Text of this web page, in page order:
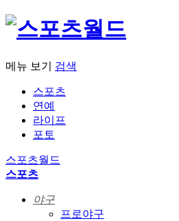
메뉴 보기 검색
스포츠
연예
라이프
포토
스포츠월드
스포츠
야구
프로야구